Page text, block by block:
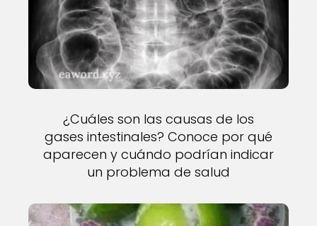
¿Cuáles son las causas de los
gases intestinales? Conoce por qué
aparecen y cuándo podrían indicar
un problema de salud